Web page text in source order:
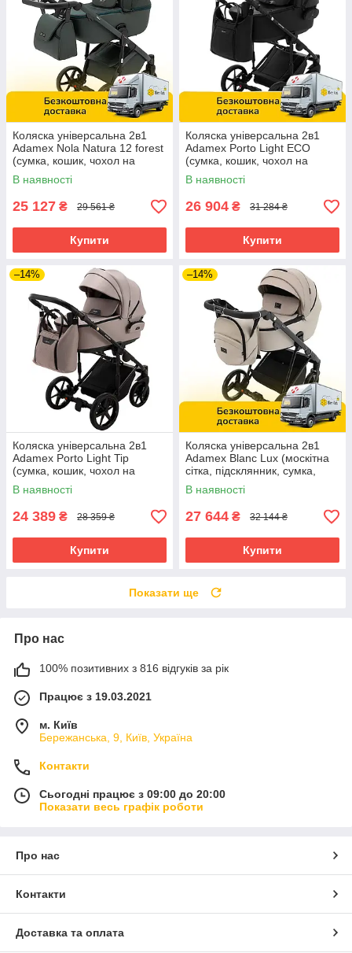
Коляска універсальна 2в1
Adamex Nola Natura 12 forest
(сумка, кошик, чохол на
ніжки) Зелена
В наявності
25 127 ₴ 29 561 ₴
Купити
Коляска універсальна 2в1
Adamex Porto Light ECO
(сумка, кошик, чохол на
ніжки) Чорна
В наявності
26 904 ₴ 31 284 ₴
Купити
–14%
Коляска універсальна 2в1
Adamex Porto Light Tip
(сумка, кошик, чохол на
ніжки) Бежева
В наявності
24 389 ₴ 28 359 ₴
Купити
–14%
Коляска універсальна 2в1
Adamex Blanc Lux (москітна
сітка, підсклянник, сумка,
кошик, дощовик) Бежева
В наявності
27 644 ₴ 32 144 ₴
Купити
Показати ще
Про нас
100% позитивних з 816 відгуків за рік
Працює з 19.03.2021
м. Київ
Бережанська, 9, Київ, Україна
Контакти
Сьогодні працює з 09:00 до 20:00
Показати весь графік роботи
Про нас
Контакти
Доставка та оплата